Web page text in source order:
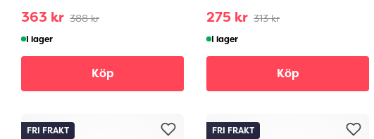
363 kr 388 kr
I lager
Köp
275 kr 313 kr
I lager
Köp
FRI FRAKT FRI FRAKT